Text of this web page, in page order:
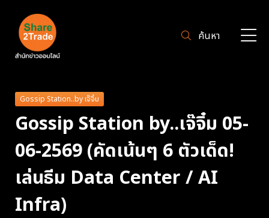
ค้นหา
Gossip Station..by เจ๊จิ๋ม
Gossip Station by..เจ๊จิ๋ม 05-
06-2569 (คัดเน้นๆ 6 ตัวเด็ด!
เล่นธีม Data Center / AI
Infra)